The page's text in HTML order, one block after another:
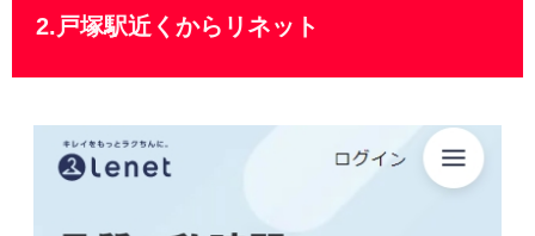
2.戸塚駅近くからリネット